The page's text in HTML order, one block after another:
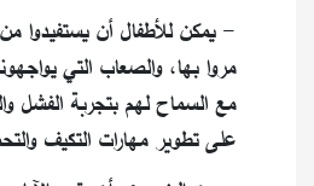
- يمكن للأطفال أن يستفيدوا من
مروا بها، والصعاب التي
مع السماح لهم بتجربة الفشل
على تطوير مهارات التكيف